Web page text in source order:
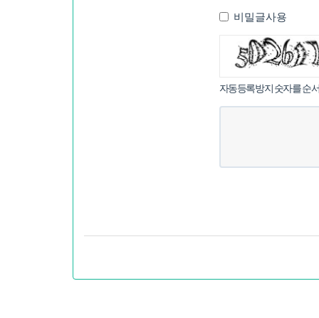
비밀글사용
자동등록방지 숫자를 순